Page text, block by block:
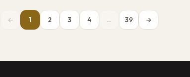
← 1 2 3 4 … 39 →